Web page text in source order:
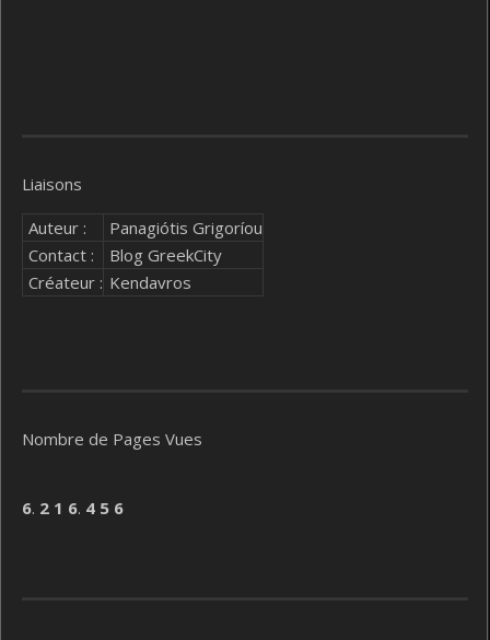
Liaisons
Auteur :
Panagiótis Grigoríou
Contact :
Blog GreekCity
Créateur : Kendavros
Nombre de Pages Vues
6. 2 1 6. 4 5 6